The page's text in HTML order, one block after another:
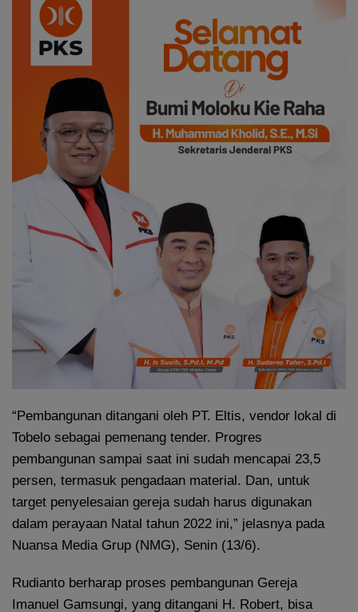
“Pembangunan ditangani oleh PT. Eltis, vendor lokal di
Tobelo sebagai pemenang tender. Progres
pembangunan sampai saat ini sudah mencapai 23,5
persen, termasuk pengadaan material. Dan, untuk
target penyelesaian gereja sudah harus digunakan
dalam perayaan Natal tahun 2022 ini,” jelasnya pada
Nuansa Media Grup (NMG), Senin (13/6).
Rudianto berharap proses pembangunan Gereja
Imanuel Gamsungi, yang ditangani H. Robert, bisa